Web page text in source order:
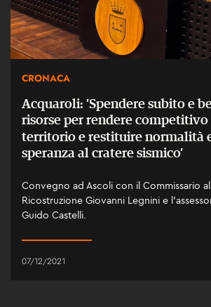
CRONACA
Acquaroli: ’Spendere subito e
risorse per rendere competitivo
territorio e restituire normalità
speranza al cratere sismico’
Convegno ad Ascoli con il Commissario
Ricostruzione Giovanni Legnini e
Guido Castelli.
07/12/2021